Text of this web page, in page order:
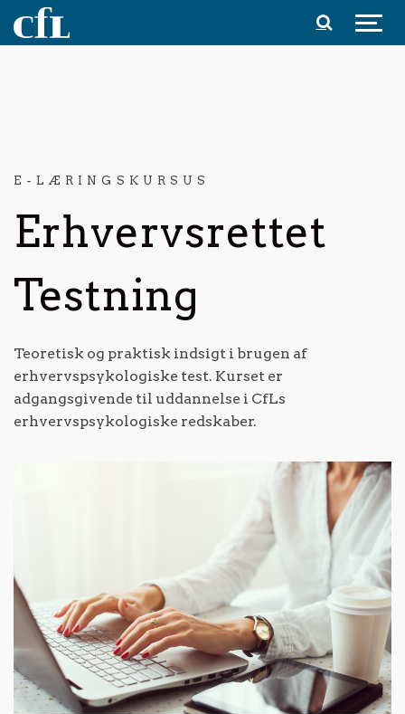
Spring til indhold
E-LÆRINGSKURSUS
Erhvervsrettet
Testning
Teoretisk og praktisk indsigt i brugen af
erhvervspsykologiske test. Kurset er
adgangsgivende til uddannelse i CfLs
erhvervspsykologiske redskaber.